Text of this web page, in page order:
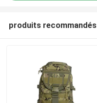
produits recommandés